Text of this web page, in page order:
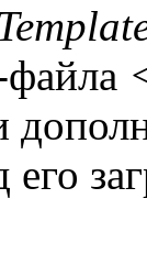
его